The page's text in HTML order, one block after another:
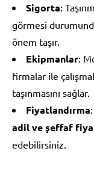
Sigorta:
görmesi
önem taşır.
Ekipmanlar:
firmalar ile
taşınmasını sağlar.
Fiyatlandırma
adil ve şeffaf
edebilirsiniz.